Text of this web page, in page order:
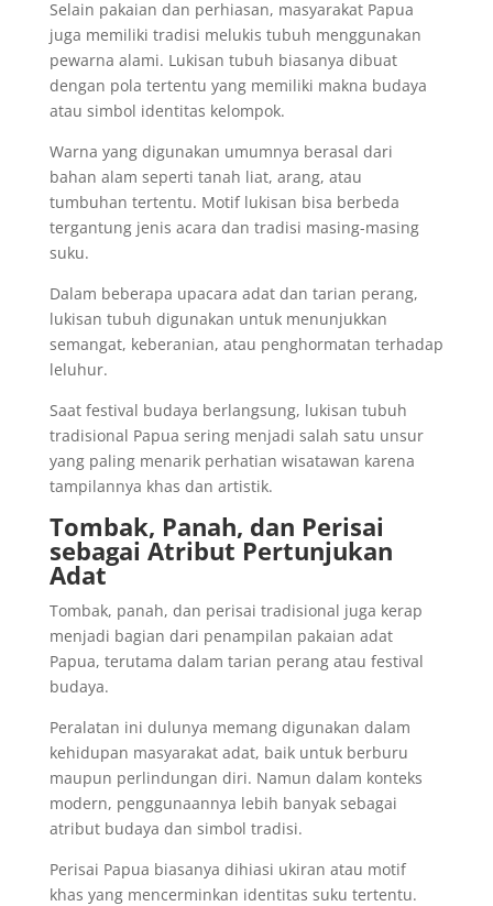
Selain pakaian dan perhiasan, masyarakat Papua
juga memiliki tradisi melukis tubuh menggunakan
pewarna alami. Lukisan tubuh biasanya dibuat
dengan pola tertentu yang memiliki makna budaya
atau simbol identitas kelompok.
Warna yang digunakan umumnya berasal dari
bahan alam seperti tanah liat, arang, atau
tumbuhan tertentu. Motif lukisan bisa berbeda
tergantung jenis acara dan tradisi masing-masing
suku.
Dalam beberapa upacara adat dan tarian perang,
lukisan tubuh digunakan untuk menunjukkan
semangat, keberanian, atau penghormatan terhadap
leluhur.
Saat festival budaya berlangsung, lukisan tubuh
tradisional Papua sering menjadi salah satu unsur
yang paling menarik perhatian wisatawan karena
tampilannya khas dan artistik.
Tombak, Panah, dan Perisai
sebagai Atribut Pertunjukan
Adat
Tombak, panah, dan perisai tradisional juga kerap
menjadi bagian dari penampilan pakaian adat
Papua, terutama dalam tarian perang atau festival
budaya.
Peralatan ini dulunya memang digunakan dalam
kehidupan masyarakat adat, baik untuk berburu
maupun perlindungan diri. Namun dalam konteks
modern, penggunaannya lebih banyak sebagai
atribut budaya dan simbol tradisi.
Perisai Papua biasanya dihiasi ukiran atau motif
khas yang mencerminkan identitas suku tertentu.